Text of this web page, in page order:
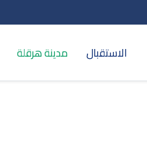
الاستقبال مدينة هرقلة